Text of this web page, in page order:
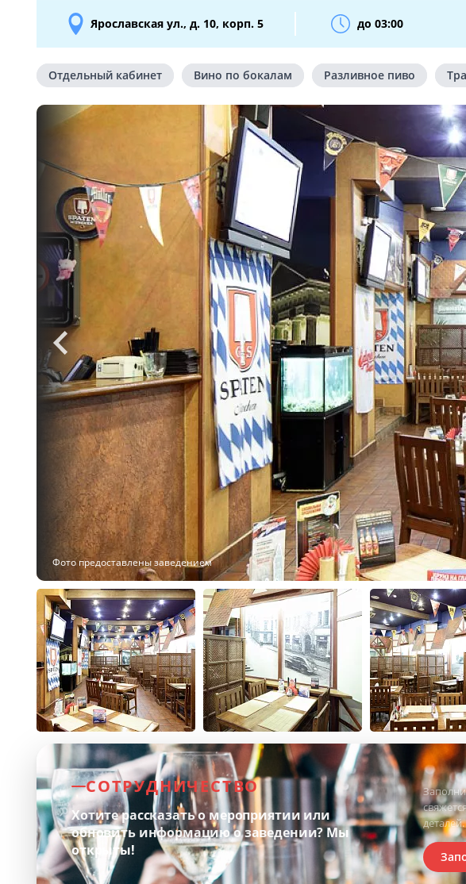
Ярославская ул., д. 10, корп. 5 до 03:00
Отдельный кабинет Вино по бокалам Разливное пиво
Фото предоставлены заведением
СОТРУДНИЧЕСТВО
Хотите рассказать о мероприятии или
обновить информацию о заведении?Мы
открыты!
деталей.